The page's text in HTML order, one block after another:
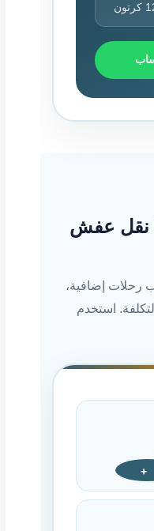
نقل عفش
رحلات إضافية،
استخدم
+